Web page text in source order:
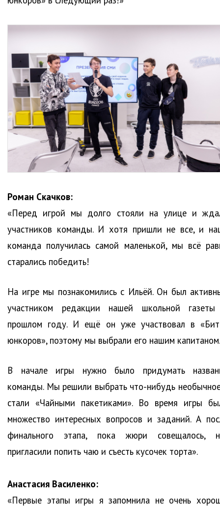
Роман Скачков:
«Перед игрой мы долго стояли на улице и
участников команды. И хотя пришли не все, и
команда получилась самой маленькой, мы всё
старались победить!
На игре мы познакомились с Ильёй. Он был
участником редакции нашей школьной
прошлом году. И ещё он уже участвовал в
юнкоров», поэтому мы выбрали его нашим капитаном.
В начале игры нужно было придумать
команды. Мы решили выбрать что-нибудь
стали «Чайными пакетиками». Во время игры
множество интересных вопросов и заданий. А
финального этапа, пока жюри совещалось,
пригласили попить чаю и съесть кусочек торта».
Анастасия Василенко:
«Первые этапы игры я запомнила не очень